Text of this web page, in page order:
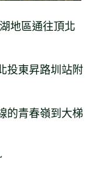
地區通往頂北
投東昇路圳站附
的青春嶺到大梯